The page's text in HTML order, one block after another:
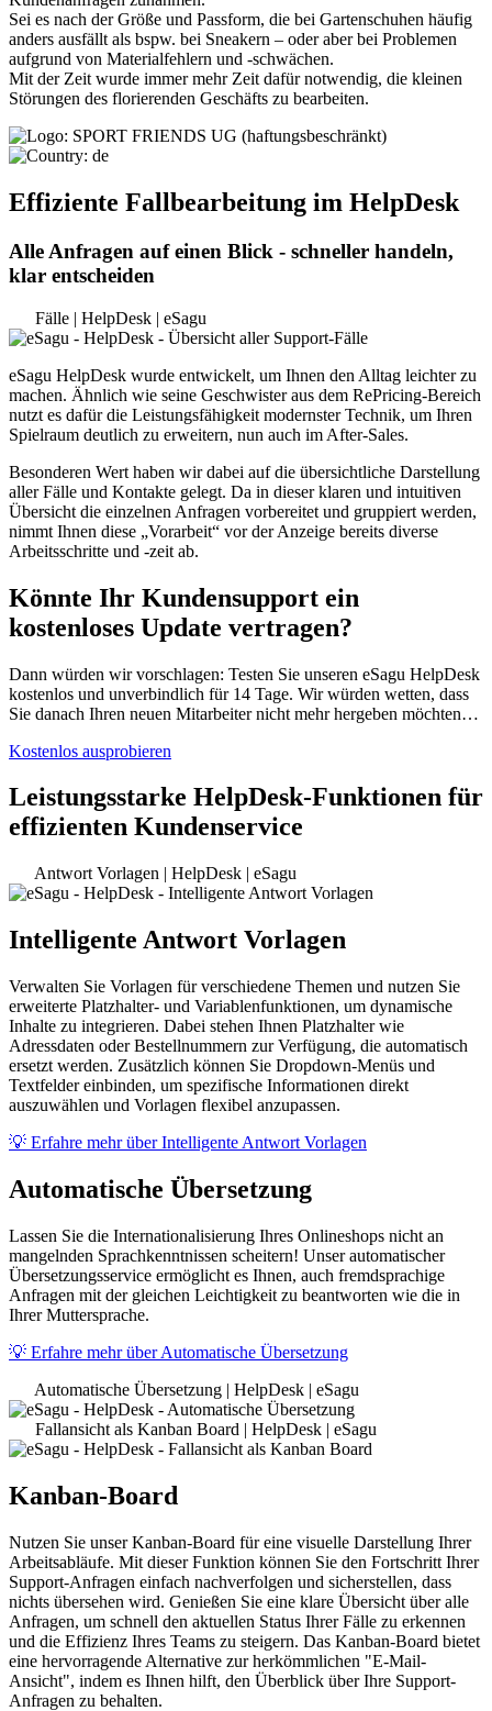
Sei es nach der Größe und Passform, die bei Gartenschuhen häufig
anders ausfällt als bspw. bei Sneakern – oder aber bei Problemen
aufgrund von Materialfehlern und -schwächen.
Mit der Zeit wurde immer mehr Zeit dafür notwendig, die kleinen
Störungen des florierenden Geschäfts zu bearbeiten.
Effiziente Fallbearbeitung im HelpDesk
Alle Anfragen auf einen Blick - schneller handeln,
klar entscheiden
Fälle | HelpDesk | eSagu
eSagu HelpDesk wurde entwickelt, um Ihnen den Alltag leichter zu
machen. Ähnlich wie seine Geschwister aus dem RePricing-Bereich
nutzt es dafür die Leistungsfähigkeit modernster Technik, um Ihren
Spielraum deutlich zu erweitern, nun auch im After-Sales.
Besonderen Wert haben wir dabei auf die übersichtliche Darstellung
aller Fälle und Kontakte gelegt. Da in dieser klaren und intuitiven
Übersicht die einzelnen Anfragen vorbereitet und gruppiert werden,
nimmt Ihnen diese „Vorarbeit“ vor der Anzeige bereits diverse
Arbeitsschritte und -zeit ab.
Könnte Ihr Kundensupport ein
kostenloses Update vertragen?
Dann würden wir vorschlagen: Testen Sie unseren eSagu HelpDesk
kostenlos und unverbindlich für 14 Tage. Wir würden wetten, dass
Sie danach Ihren neuen Mitarbeiter nicht mehr hergeben möchten…
Kostenlos ausprobieren
Leistungsstarke HelpDesk-Funktionen für
effizienten Kundenservice
Antwort Vorlagen | HelpDesk | eSagu
Intelligente Antwort Vorlagen
Verwalten Sie Vorlagen für verschiedene Themen und nutzen Sie
erweiterte Platzhalter- und Variablenfunktionen, um dynamische
Inhalte zu integrieren. Dabei stehen Ihnen Platzhalter wie
Adressdaten oder Bestellnummern zur Verfügung, die automatisch
ersetzt werden. Zusätzlich können Sie Dropdown-Menüs und
Textfelder einbinden, um spezifische Informationen direkt
auszuwählen und Vorlagen flexibel anzupassen.
💡 Erfahre mehr über Intelligente Antwort Vorlagen
Automatische Übersetzung
Lassen Sie die Internationalisierung Ihres Onlineshops nicht an
mangelnden Sprachkenntnissen scheitern! Unser automatischer
Übersetzungsservice ermöglicht es Ihnen, auch fremdsprachige
Anfragen mit der gleichen Leichtigkeit zu beantworten wie die in
Ihrer Muttersprache.
💡 Erfahre mehr über Automatische Übersetzung
Automatische Übersetzung | HelpDesk | eSagu
Fallansicht als Kanban Board | HelpDesk | eSagu
Kanban-Board
Nutzen Sie unser Kanban-Board für eine visuelle Darstellung Ihrer
Arbeitsabläufe. Mit dieser Funktion können Sie den Fortschritt Ihrer
Support-Anfragen einfach nachverfolgen und sicherstellen, dass
nichts übersehen wird. Genießen Sie eine klare Übersicht über alle
Anfragen, um schnell den aktuellen Status Ihrer Fälle zu erkennen
und die Effizienz Ihres Teams zu steigern. Das Kanban-Board bietet
eine hervorragende Alternative zur herkömmlichen "E-Mail-
Ansicht", indem es Ihnen hilft, den Überblick über Ihre Support-
Anfragen zu behalten.